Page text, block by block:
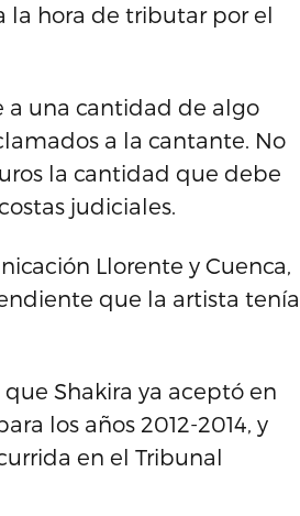
la hora de tributar por el
a una cantidad de algo
a la cantante. No
la cantidad que debe
judiciales.
Llorente y Cuenca,
que la artista tenía
Shakira ya aceptó en
los años 2012-2014, y
en el Tribunal